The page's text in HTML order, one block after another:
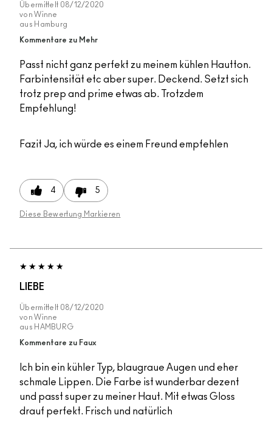
Übermittelt 08/12/2020
von Winne
aus Hamburg
Kommentare zu Mehr
Passt nicht ganz perfekt zu meinem kühlen Hautton.
Farbintensität etc aber super. Deckend. Setzt sich
trotz prep and prime etwas ab. Trotzdem
Empfehlung!
Fazit Ja, ich würde es einem Freund empfehlen
4 5
Diese Bewertung Markieren
LIEBE
Übermittelt 08/12/2020
von Winne
aus HAMBURG
Kommentare zu Faux
Ich bin ein kühler Typ, blaugraue Augen und eher
schmale Lippen. Die Farbe ist wunderbar dezent
und passt super zu meiner Haut. Mit etwas Gloss
drauf perfekt. Frisch und natürlich